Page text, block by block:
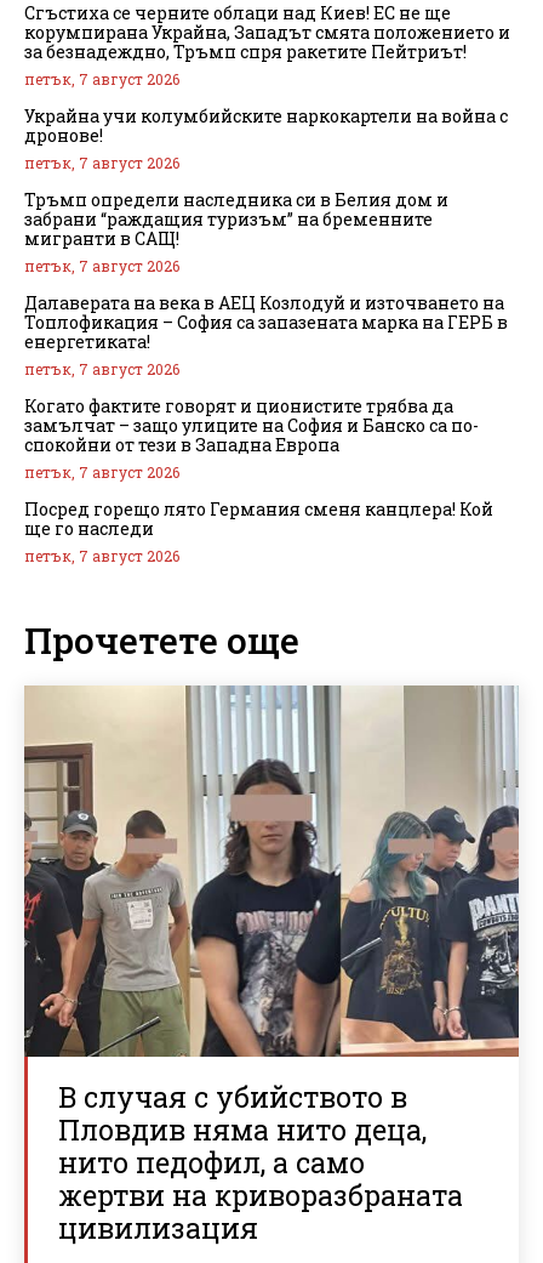
Сгъстиха се черните облаци над Киев! ЕС не ще
корумпирана Украйна, Западът смята положението и
за безнадеждно, Тръмп спря ракетите Пейтриът!
петък, 7 август 2026
Украйна учи колумбийските наркокартели на война с
дронове!
петък, 7 август 2026
Тръмп определи наследника си в Белия дом и
забрани “раждащия туризъм” на бременните
мигранти в САЩ!
петък, 7 август 2026
Далаверата на века в АЕЦ Козлодуй и източването на
Топлофикация – София са запазената марка на ГЕРБ в
енергетиката!
петък, 7 август 2026
Когато фактите говорят и ционистите трябва да
замълчат – защо улиците на София и Банско са по-
спокойни от тези в Западна Европа
петък, 7 август 2026
Посред горещо лято Германия сменя канцлера! Кой
ще го наследи
петък, 7 август 2026
Прочетете още
В случая с убийството в
Пловдив няма нито деца,
нито педофил, а само
жертви на криворазбраната
цивилизация